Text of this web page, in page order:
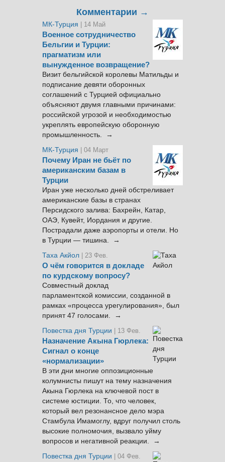
Комментарии →
МК-Турция | 14 Май
Военное сотрудничество
Бельгии и Турции:
прагматизм или
вынужденное возвращение?
Визит бельгийской королевы Матильды и
подписание девяти оборонных
соглашений с Турцией официально
объясняют двумя главными причинами:
российской угрозой и необходимостью
укреплять европейскую оборонную
промышленность. →
МК-Турция
| 04 Март
Почему Иран не бьёт по
американским базам в
Турции
Иран уже несколько дней обстреливает
американские базы в странах
Персидского залива: Бахрейн, Катар,
ОАЭ, Кувейт, Иордания и другие.
Пострадали даже аэропорты и отели. Но
в Турции — тишина. →
Таха Акйол | 23 Фев.
О чём говорится в докладе
по курдскому вопросу?
Совместный доклад
парламентской комиссии, созданной в
рамках «процесса урегулирования», был
принят 47 голосами. →
Повестка дня Турции
| 13 Фев.
Назначение Акына Гюрлека:
Сигнал о конце
«нормализации»
В эти дни многие оппозиционные
колумнисты пишут на тему назначения
Акына Гюрлека на ключевой пост в
системе юстиции. То, что человек,
который вел резонансное дело мэра
Стамбула Имамоглу, вдруг получил столь
высокие полномочия, вызвало уйму
вопросов и негативной реакции. →
Повестка дня Турции
| 04 Фев.